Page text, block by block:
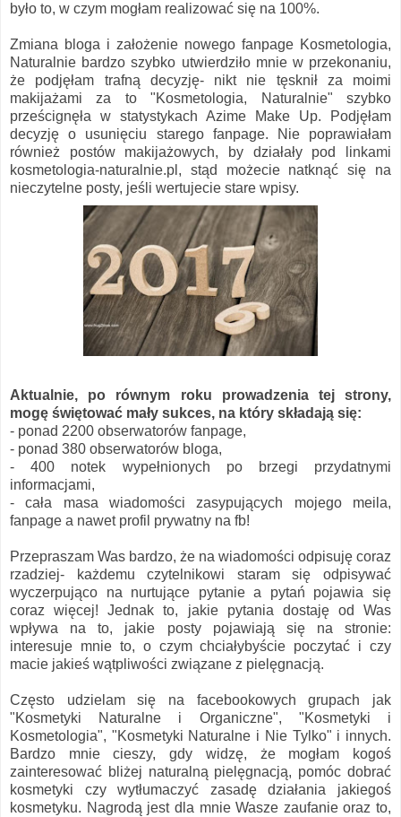
było to, w czym mogłam realizować się na 100%.
Zmiana bloga i założenie nowego fanpage Kosmetologia,
Naturalnie bardzo szybko utwierdziło mnie w przekonaniu,
że podjęłam trafną decyzję- nikt nie tęsknił za moimi
makijażami za to "Kosmetologia, Naturalnie" szybko
prześcignęła w statystykach Azime Make Up. Podjęłam
decyzję o usunięciu starego fanpage. Nie poprawiałam
również postów makijażowych, by działały pod linkami
kosmetologia-naturalnie.pl, stąd możecie natknąć się na
nieczytelne posty, jeśli wertujecie stare wpisy.
Aktualnie, po równym roku prowadzenia tej strony,
mogę świętować mały sukces, na który składają się:
- ponad 2200 obserwatorów fanpage,
- ponad 380 obserwatorów bloga,
- 400 notek wypełnionych po brzegi przydatnymi
informacjami,
- cała masa wiadomości zasypujących mojego meila,
fanpage a nawet profil prywatny na fb!
Przepraszam Was bardzo, że na wiadomości odpisuję coraz
rzadziej- każdemu czytelnikowi staram się odpisywać
wyczerpująco na nurtujące pytanie a pytań pojawia się
coraz więcej! Jednak to, jakie pytania dostaję od Was
wpływa na to, jakie posty pojawiają się na stronie:
interesuje mnie to, o czym chciałybyście poczytać i czy
macie jakieś wątpliwości związane z pielęgnacją.
Często udzielam się na facebookowych grupach jak
"Kosmetyki Naturalne i Organiczne", "Kosmetyki i
Kosmetologia", "Kosmetyki Naturalne i Nie Tylko" i innych.
Bardzo mnie cieszy, gdy widzę, że mogłam kogoś
zainteresować bliżej naturalną pielęgnacją, pomóc dobrać
kosmetyki czy wytłumaczyć zasadę działania jakiegoś
kosmetyku. Nagrodą jest dla mnie Wasze zaufanie oraz to,